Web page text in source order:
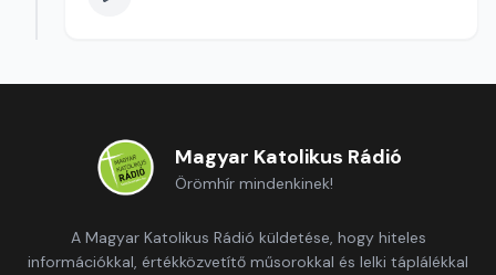
Magyar Katolikus Rádió
Örömhír mindenkinek!
A Magyar Katolikus Rádió küldetése, hogy hiteles
információkkal, értékközvetítő műsorokkal és lelki táplálékkal